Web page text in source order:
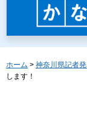
ホーム > 神奈川県記者
します！